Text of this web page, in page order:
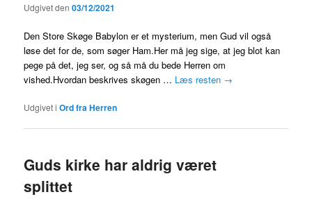
Udgivet den03/12/2021
Den Store Skøge Babylon er et mysterium, men Gud vil også
løse det for de, som søger Ham.Her må jeg sige, at jeg blot kan
pege på det, jeg ser, og så må du bede Herren om
vished.Hvordan beskrives skøgen … Læs resten →
Udgivet i Ord fra Herren
Guds kirke har aldrig været
splittet